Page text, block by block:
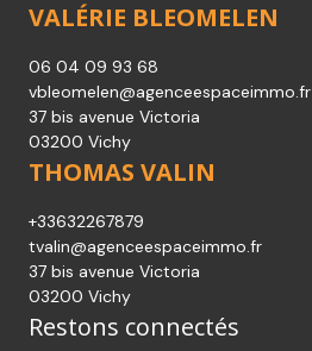
VALÉRIE BLEOMELEN
06 04 09 93 68
vbleomelen@agenceespaceimmo.fr
37 bis avenue Victoria
03200 Vichy
THOMAS VALIN
+33632267879
tvalin@agenceespaceimmo.fr
37 bis avenue Victoria
03200 Vichy
Restons connectés